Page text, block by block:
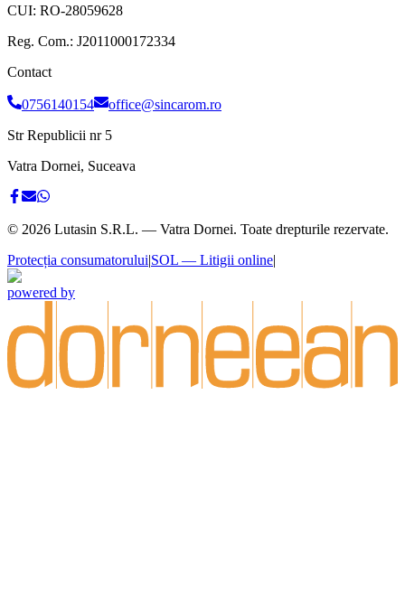
CUI: RO-28059628
Reg. Com.: J2011000172334
Contact
0756140154
office@sincarom.ro
Str Republicii nr 5
Vatra Dornei, Suceava
© 2026 Lutasin S.R.L. — Vatra Dornei. Toate drepturile rezervate.
Protecția consumatorului|SOL — Litigii online|
powered by